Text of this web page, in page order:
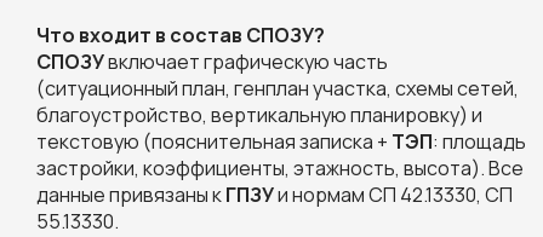
Что входит в состав СПОЗУ?
СПОЗУвключает графическую часть
(ситуационный план, генплан участка, схемы сетей,
благоустройство, вертикальную планировку) и
текстовую (пояснительная записка + ТЭП: площадь
застройки, коэффициенты, этажность, высота). Все
данные привязаны кГПЗУи нормам СП 42.13330, СП
55.13330.